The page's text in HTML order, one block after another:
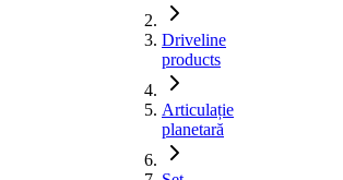
Driveline
products
Articulație
planetară